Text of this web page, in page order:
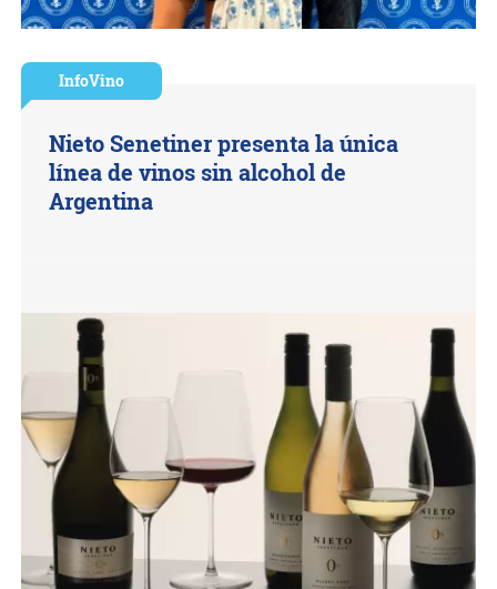
InfoVino
Nieto Senetiner presenta la única
línea de vinos sin alcohol de
Argentina